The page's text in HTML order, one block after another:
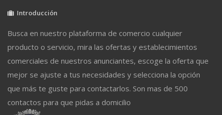
Introducción
Busca en nuestro plataforma de comercio cualquier
producto o servicio, mira las ofertas y establecimientos
comerciales de nuestros anunciantes, escoge la oferta que
mejor se ajuste a tus necesidades y selecciona la opción
que más te guste para contactarlos. Son mas de 500
contactos para que pidas a domicilio